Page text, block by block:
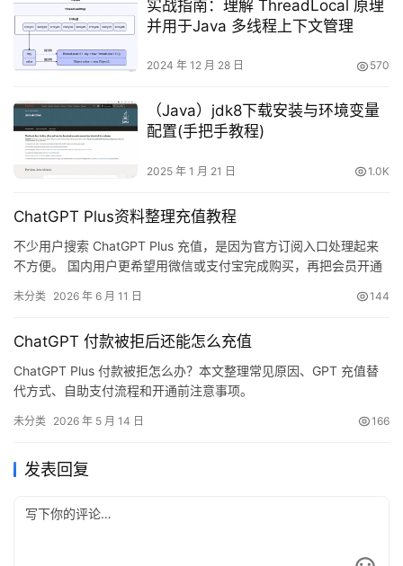
一键…
实战指南：理解 ThreadLocal 原理
并用于Java 多线程上下文管理
2024 年 12 月 28 日 570
（Java）jdk8下载安装与环境变量
配置(手把手教程)
2025 年 1 月 21 日 1.0K
ChatGPT Plus资料整理充值教程
不少用户搜索 ChatGPT Plus 充值，是因为官方订阅入口处理起来
不方便。 国内用户更希望用微信或支付宝完成购买，再把会员开通
想保留历史记录、工作资料和日常使用习惯的人。
未分类 2026 年 6 月 11 日 144
ChatGPT 付款被拒后还能怎么充值
ChatGPT Plus 付款被拒怎么办？本文整理常见原因、GPT 充值替
代方式、自助支付流程和开通前注意事项。
未分类 2026 年 5 月 14 日 166
发表回复